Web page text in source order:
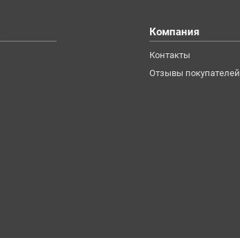
Компания
Контакты
Отзывы покупателей